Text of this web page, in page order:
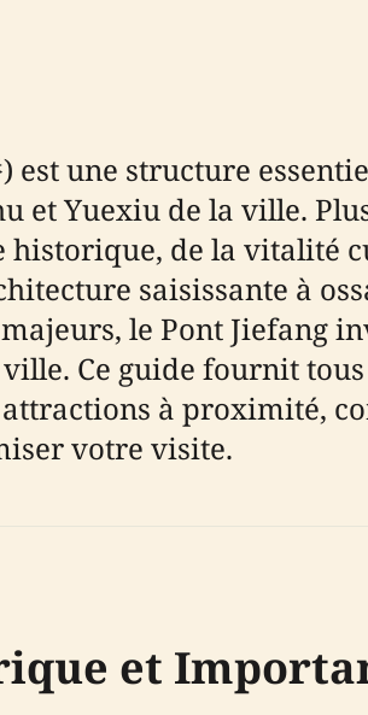
est une structure
et Yuexiu de la ville.
historique, de la vitalité
saisissante à
le Pont Jiefang
Ce guide fournit
à proximité,
votre visite.
et